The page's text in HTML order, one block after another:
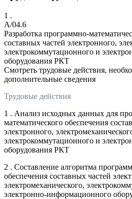
1 .
A/04.6
Разработка программно-
составных частей электронного,
электрокоммутационного и
оборудования РКТ
Смотреть трудовые действия,
дополнительные сведения
Трудовые действия
1 . Анализ исходных данных для
математического обеспечения
электронного,
электрокоммутационного и
оборудования РКТ
2 . Составление алгоритма
обеспечения составных частей
электромеханического,
электронно-информационного